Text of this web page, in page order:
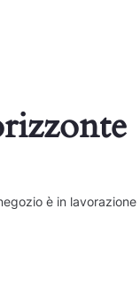
è in lavorazione